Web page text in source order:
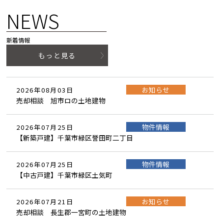
NEWS
新着情報
もっと見る
2026年08月03日
お知らせ
売却相談 旭市ロの土地建物
2026年07月25日
物件情報
【新築戸建】千葉市緑区誉田町二丁目
2026年07月25日
物件情報
【中古戸建】千葉市緑区土気町
2026年07月21日
お知らせ
売却相談 長生郡一宮町の土地建物